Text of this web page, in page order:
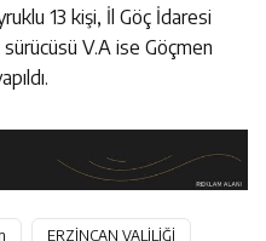
13 kişi, İl Göç İdaresi
V.A ise Göçmen
ERZİNCAN VALİLİĞİ